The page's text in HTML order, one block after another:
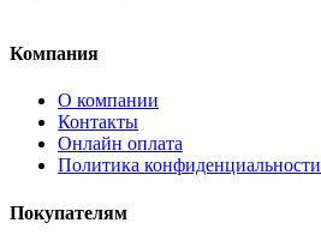
Компания
О компании
Контакты
Онлайн оплата
Политика конфиденциальности
Покупателям